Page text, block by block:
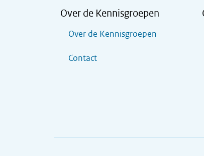
Over de Kennisgroepen
Over de Kennisgroepen
Contact